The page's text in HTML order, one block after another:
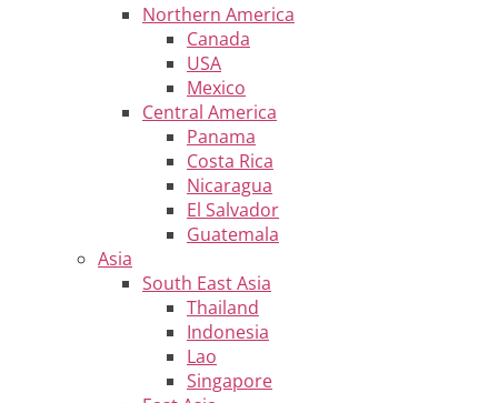
Northern America
Canada
USA
Mexico
Central America
Panama
Costa Rica
Nicaragua
El Salvador
Guatemala
Asia
South East Asia
Thailand
Indonesia
Lao
Singapore